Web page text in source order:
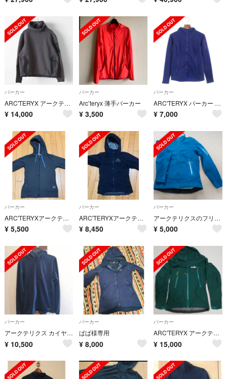
パーカー
ARC'TERYX アークテリクス コバートプルオーバーフーディ
¥ 14,000
パーカー
Arc’teryx 薄手パーカー
¥ 3,500
パーカー
ARC'TERYX パーカー レディース
¥ 7,000
パーカー
ARC'TERYXアークテリクススエットパーカーアウターCanada製
¥ 5,500
パーカー
ARC'TERYXアークテリクスパーカーアウター 美品
¥ 8,450
パーカー
アークテリクスのフリース
¥ 5,000
パーカー
アークテリクス カイヤナイトltフーディ women Sサイズ
¥ 10,500
パーカー
ぱぱ様専用
¥ 8,000
パーカー
ARC'TERYX アークテリクス マウンテンパーカー
¥ 15,000